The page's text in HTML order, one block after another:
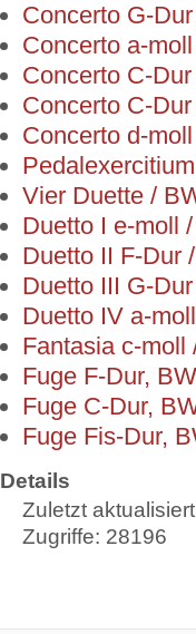
Concerto G-
Concerto a-
Concerto C-
Concerto C-
Concerto d-
Vier Duette /
Duetto I e-moll
Duetto II F-Dur
Duetto III G-
Duetto IV a-
Fantasia c-moll
Fuge F-Dur,
Fuge C-Dur,
Fuge Fis-Dur,
Details
Zuletzt
Zugriffe: 28196